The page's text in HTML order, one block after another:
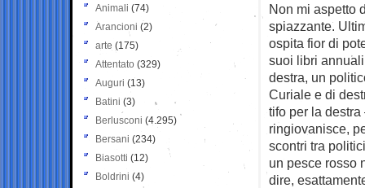
Non mi aspetto
spiazzante.
ospita fior di
suoi libri
destra, un
Curiale e di
tifo per la
ringiovanisce,
scontri tra
un pesce rosso
dire,
Animali (74)
Arancioni (2)
arte (175)
Attentato (329)
Auguri (13)
Batini (3)
Berlusconi (4.295)
Bersani (234)
Biasotti (12)
Boldrini (4)